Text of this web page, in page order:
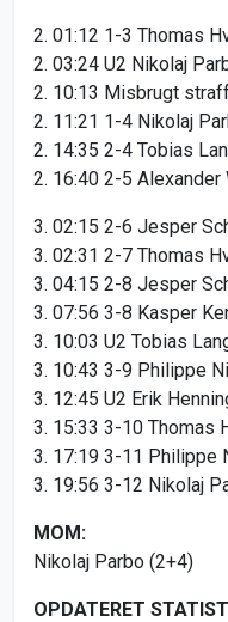
2. 01:12 1-3 Thomas
2. 03:24 U2 Nikolaj
2. 10:13 Misbrugt
2. 11:21 1-4 Nikolaj
2. 14:35 2-4 Tobias
2. 16:40 2-5
3. 02:15 2-6 Jesper
3. 02:31 2-7 Thomas
3. 04:15 2-8 Jesper
3. 07:56 3-8 Kasper
3. 10:03 U2 Tobias
3. 10:43 3-9 Philippe
3. 12:45 U2 Erik
3. 15:33 3-10 Thomas
3. 17:19 3-11 Philippe
3. 19:56 3-12 Nikolaj
MOM:
Nikolaj Parbo (2+4)
OPDATERET